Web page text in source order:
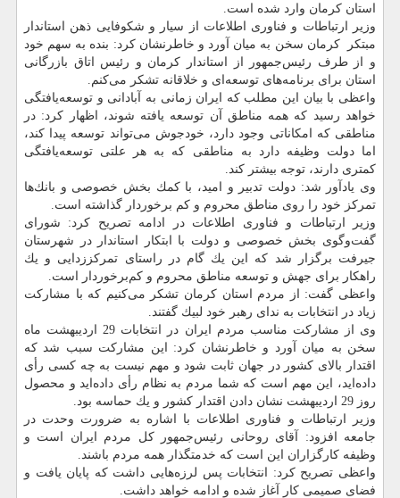
استان كرمان وارد شده است.
وزیر ارتباطات و فناوری اطلاعات از سیار و شكوفایی ذهن استاندار
مبتكر كرمان سخن به میان آورد و خاطرنشان كرد: بنده به سهم خود
و از طرف رئیس‌جمهور از استاندار كرمان و رئیس اتاق بازرگانی
استان برای برنامه‌های توسعه‌ای و خلاقانه تشكر می‌كنم.
واعظی با بیان این مطلب كه ایران زمانی به آبادانی و توسعه‌یافتگی
خواهد رسید كه همه مناطق آن توسعه یافته شوند، اظهار كرد: در
مناطقی كه امكاناتی وجود دارد، خودجوش می‌تواند توسعه پیدا كند،
اما دولت وظیفه دارد به مناطقی كه به هر علتی توسعه‌یافتگی
كمتری دارند، توجه بیشتر كند.
وی یادآور شد: دولت تدبیر و امید، با كمك بخش خصوصی و بانك‌ها
تمركز خود را روی مناطق محروم و كم برخوردار گذاشته است.
وزیر ارتباطات و فناوری اطلاعات در ادامه تصریح كرد: شورای
گفت‌وگوی بخش خصوصی و دولت با ابتكار استاندار در شهرستان
جیرفت برگزار شد كه این یك گام در راستای تمركززدایی و یك
راهكار برای جهش و توسعه مناطق محروم و كم‌برخوردار است.
واعظی گفت: از مردم استان كرمان تشكر می‌كنیم كه با مشاركت
زیاد در انتخابات به ندای رهبر خود لبیك گفتند.
وی از مشاركت مناسب مردم ایران در انتخابات 29 اردیبهشت ماه
سخن به میان آورد و خاطرنشان كرد: این مشاركت سبب شد كه
اقتدار بالای كشور در جهان ثابت شود و مهم نیست به چه كسی رأی
داده‌اید، این مهم است كه شما مردم به نظام رأی داده‌اید و محصول
روز 29 اردیبهشت نشان دادن اقتدار كشور و یك حماسه بود.
وزیر ارتباطات و فناوری اطلاعات با اشاره به ضرورت وحدت در
جامعه افزود: آقای روحانی رئیس‌جمهور كل مردم ایران است و
وظیفه كارگزاران این است كه خدمتگذار همه مردم باشند.
واعظی تصریح كرد: انتخابات پس لرزه‌هایی داشت كه پایان یافت و
فضای صمیمی كار آغاز شده و ادامه خواهد داشت.